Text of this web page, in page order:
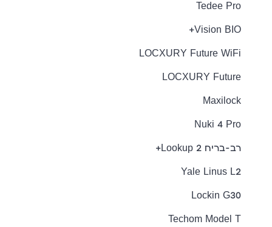
Tedee Pro
Vision BIO+
LOCXURY Future WiFi
LOCXURY Future
Maxilock
Nuki 4 Pro
רב-בריח Lookup 2+
Yale Linus L2
Lockin G30
Techom Model T